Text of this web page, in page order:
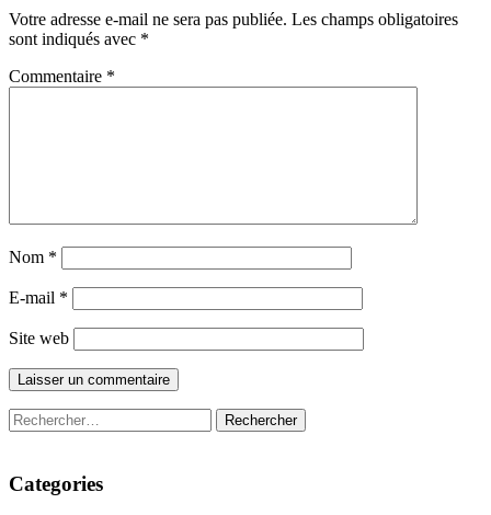
Votre adresse e-mail ne sera pas publiée. Les champs obligatoires
sont indiqués avec *
Commentaire *
Nom *
E-mail *
Site web
Rechercher :
Categories